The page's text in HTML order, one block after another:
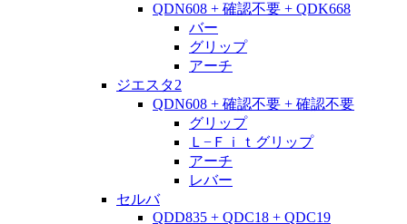
QDN608 + 確認不要 + QDK668
バー
グリップ
アーチ
ジエスタ2
QDN608 + 確認不要 + 確認不要
グリップ
Ｌ−Ｆｉｔグリップ
アーチ
レバー
セルバ
QDD835 + QDC18 + QDC19